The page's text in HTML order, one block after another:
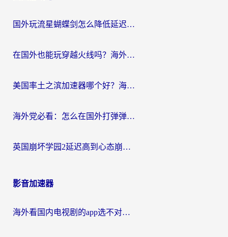
国外玩流星蝴蝶剑怎么降低延迟？海外党必看的加速秘籍（含欧洲鸣潮&彩虹岛优化攻略）
在国外也能玩穿越火线吗？海外玩家国服游戏畅玩终极指南
美国率土之滨加速器哪个好？海外党国服游戏畅玩终极指南（附多游戏解决方案）
海外党必看：怎么在国外打弹弹堂不卡？番茄加速器亲测指南
英国崩坏学园2延迟高到心态崩？海外党国服游戏加速终极指南
影音加速器
海外看国内电视剧的app选不对？这份回国加速器避坑指南帮你流畅追剧